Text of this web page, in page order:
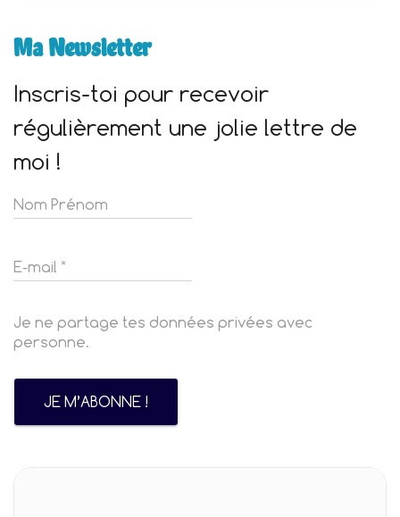
Ma Newsletter
Inscris-toi pour recevoir
régulièrement une jolie lettre de
moi !
Je ne partage tes données privées avec
personne.